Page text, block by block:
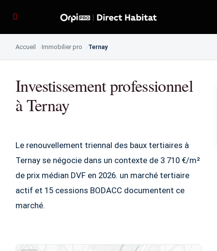
Accueil Immobilier pro Ternay
Investissement professionnel
à Ternay
Le renouvellement triennal des baux tertiaires à
Ternay se négocie dans un contexte de 3 710 €/m²
de prix médian DVF en 2026. un marché tertiaire
actif et 15 cessions BODACC documentent ce
marché.